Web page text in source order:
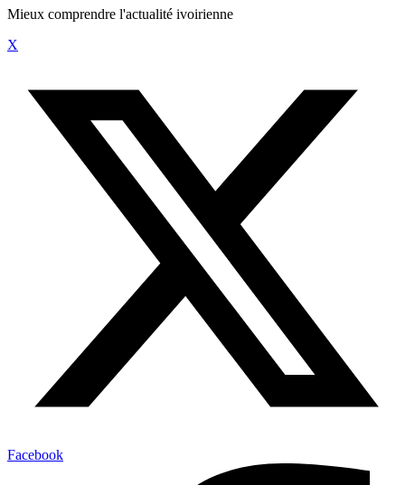
Mieux comprendre l'actualité ivoirienne
X
Facebook